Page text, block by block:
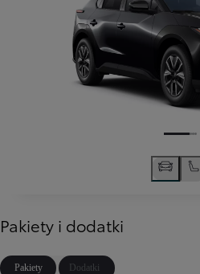
Pakiety i dodatki
Pakiety Dodatki